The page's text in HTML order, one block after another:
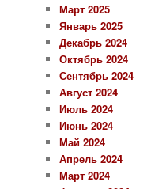
Март 2025
Январь 2025
Декабрь 2024
Октябрь 2024
Сентябрь 2024
Август 2024
Июль 2024
Июнь 2024
Май 2024
Апрель 2024
Март 2024